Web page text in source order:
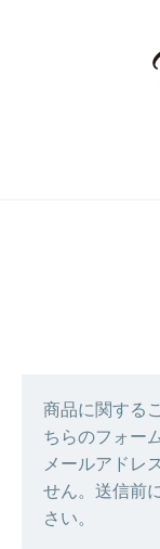
商品に関する
ちらのフォー
メールアドレ
せん。送信前
さい。